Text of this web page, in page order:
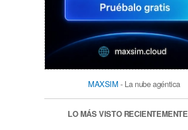
MAXSIM - La nube agéntica
LO MÁS VISTO RECIENTEMENTE